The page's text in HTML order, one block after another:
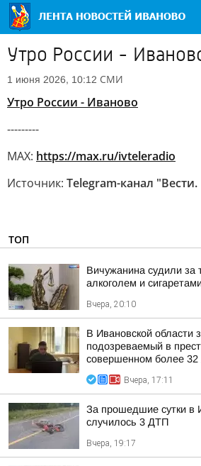
Утро России -
1 июня 2026, 10:12 СМИ
Утро России - Иваново
---------
MAX: https://max.ru/ivteleradio
Источник: Telegram-канал
ТОП
Вичужанина судили за
алкоголем и
Вчера, 20:10
В Ивановской области
подозреваемый в
совершенном более 32
Вчера, 17:11
За прошедшие сутки в
случилось 3 ДТП
Вчера, 19:17